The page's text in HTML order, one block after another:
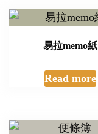
易拉memo紙
Read more